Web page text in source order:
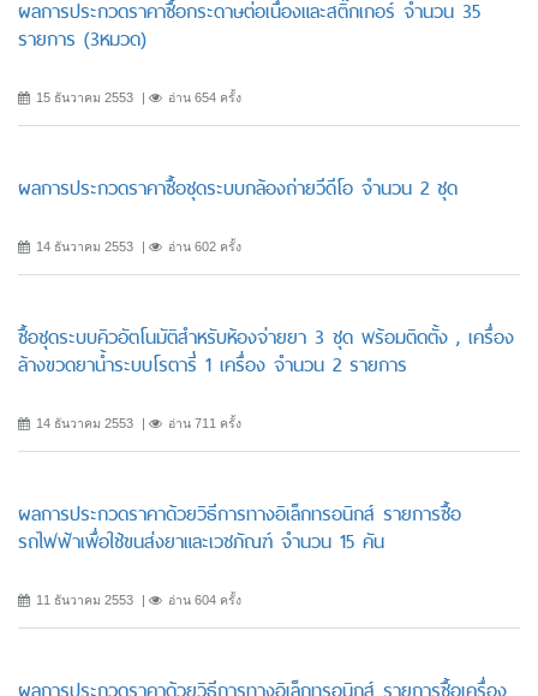
ผลการประกวดราคาซื้อกระดาษต่อเนื่องและสติ๊กเกอร์ จำนวน 35
รายการ (3หมวด)
15 ธันวาคม 2553 อ่าน 654 ครั้ง
ผลการประกวดราคาซื้อชุดระบบกล้องถ่ายวีดีโอ จำนวน 2 ชุด
14 ธันวาคม 2553 อ่าน 602 ครั้ง
ซื้อชุดระบบคิวอัตโนมัติสำหรับห้องจ่ายยา 3 ชุด พร้อมติดตั้ง , เครื่อง
ล้างขวดยาน้ำระบบโรตารี่ 1 เครื่อง จำนวน 2 รายการ
14 ธันวาคม 2553 อ่าน 711 ครั้ง
ผลการประกวดราคาด้วยวิธีการทางอิเล็กทรอนิกส์ รายการซื้อ
รถไฟฟ้าเพื่อใช้ขนส่งยาและเวชภัณฑ์ จำนวน 15 คัน
11 ธันวาคม 2553 อ่าน 604 ครั้ง